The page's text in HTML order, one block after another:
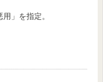
」を指定。